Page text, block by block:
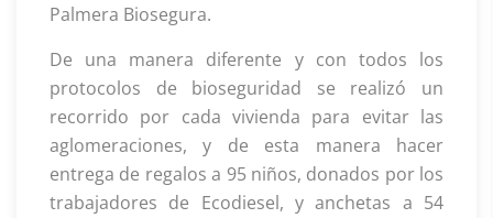
Palmera Biosegura.
De una manera diferente y con todos los
protocolos de bioseguridad se realizó un
recorrido por cada vivienda para evitar las
aglomeraciones, y de esta manera hacer
entrega de regalos a 95 niños, donados por los
trabajadores de Ecodiesel, y anchetas a 54